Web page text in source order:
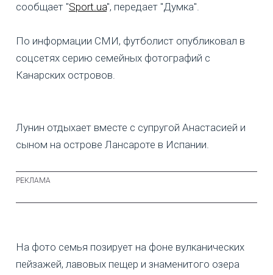
сообщает "Sport.ua", передает "Думка".
По информации СМИ, футболист опубликовал в
соцсетях серию семейных фотографий с
Канарских островов.
Лунин отдыхает вместе с супругой Анастасией и
сыном на острове Лансароте в Испании.
На фото семья позирует на фоне вулканических
пейзажей, лавовых пещер и знаменитого озера